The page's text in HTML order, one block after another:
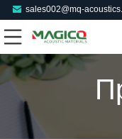
sales002@mq-